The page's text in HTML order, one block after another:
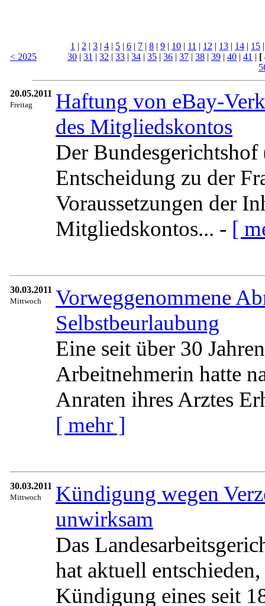
< 2025
1 | 2 | 3 | 4 | 5 | 6 | 7 | 8 | 9 | 10 | 11 | 12 | 13 | 14 | 15
30 | 31 | 32 | 33 | 34 | 35 | 36 | 37 | 38 | 39 | 40 | 41 | [
20.05.2011
Freitag
Haftung von eBay-
des Mitgliedskontos
Der
Entscheidung zu der
Voraussetzungen der
Mitgliedskontos... - [
30.03.2011
Mittwoch
Vorweggenommene
Selbstbeurlaubung
Eine seit über 30
Arbeitnehmerin hatte
Anraten ihres Arztes
[ mehr ]
30.03.2011
Mittwoch
Kündigung wegen
unwirksam
Das
hat aktuell
Kündigung eines seit